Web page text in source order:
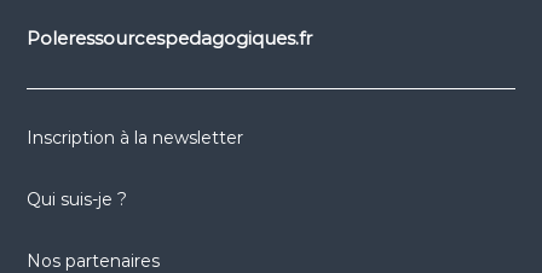
Poleressourcespedagogiques.fr
Inscription à la newsletter
Qui suis-je ?
Nos partenaires